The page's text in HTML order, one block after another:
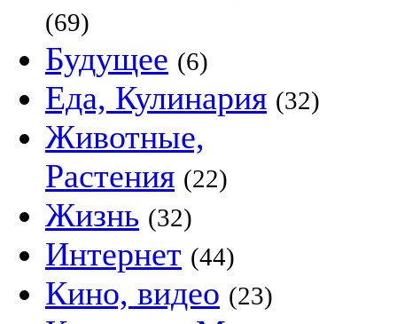
(69)
Будущее (6)
Еда, Кулинария (32)
Животные,
Растения (22)
Жизнь (32)
Интернет (44)
Кино, видео (23)